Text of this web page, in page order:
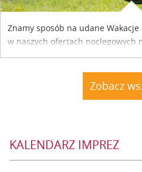
Znamy sposób na udane
w naszych ofertach noclegowych
zwlekaj atrakcyjne noclegi
Zobacz
KALENDARZ IMPREZ